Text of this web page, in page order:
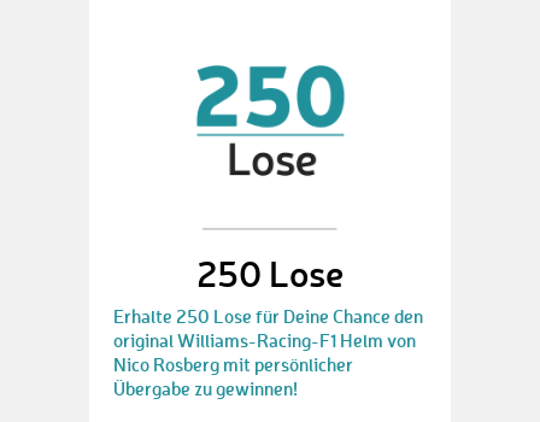
250 Lose
Erhalte 250 Lose für Deine Chance den
original Williams-Racing-F1 Helm von
Nico Rosberg mit persönlicher
Übergabe zu gewinnen!